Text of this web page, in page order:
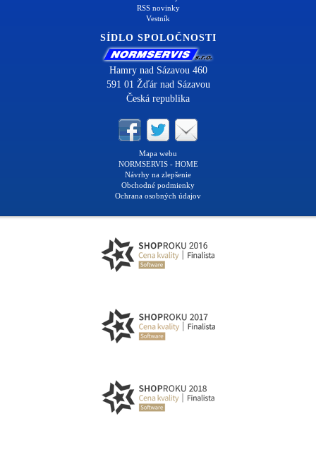
RSS novinky
Vestník
SÍDLO SPOLOČNOSTI
Hamry nad Sázavou 460
591 01 Žďár nad Sázavou
Česká republika
Mapa webu
NORMSERVIS - HOME
Návrhy na zlepšenie
Obchodné podmienky
Ochrana osobných údajov